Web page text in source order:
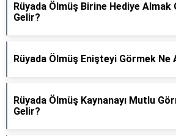
Rüyada Ölmüş Birine Hediye Almak
Gelir?
Rüyada Ölmüş Enişteyi Görmek Ne
Rüyada Ölmüş Kaynanayı Mutlu
Gelir?